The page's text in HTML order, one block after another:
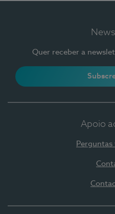
Quer receber a
Apoio